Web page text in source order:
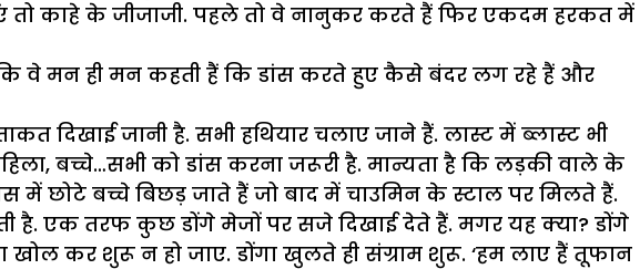
काहे के जीजाजी. पहले तो वे नानुकर करते हैं फिर एकदम हरकत में
वे मन ही मन कहती हैं कि डांस करते हुए कैसे बंदर लग रहे हैं और
दिखाई जानी है. सभी हथियार चलाए जाने हैं. लास्ट में ब्लास्ट भी
बच्चे…सभी को डांस करना जरूरी है. मान्यता है कि लड़की वाले के
छोटे बच्चे बिछड़ जाते हैं जो बाद में चाउमिन के स्टाल पर मिलते हैं.
है. एक तरफ कुछ डोंगे मेजों पर सजे दिखाई देते हैं. मगर यह क्या? डोंगे
कर शुरू न हो जाए. डोंगा खुलते ही संग्राम शुरू. ‘हम लाए हैं तूफान